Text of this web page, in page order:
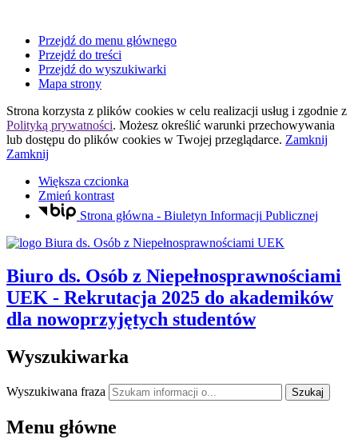
Przejdź do menu głównego
Przejdź do treści
Przejdź do wyszukiwarki
Mapa strony
Strona korzysta z plików cookies w celu realizacji usług i zgodnie z
Polityką prywatności. Możesz określić warunki przechowywania
lub dostępu do plików cookies w Twojej przeglądarce. Zamknij
Zamknij
Większa czcionka
Zmień kontrast
Strona główna - Biuletyn Informacji Publicznej
Biuro ds. Osób z Niepełnosprawnościami
UEK - Rekrutacja 2025 do akademików
dla nowoprzyjętych studentów
Wyszukiwarka
Wyszukiwana fraza Szukaj
Menu główne